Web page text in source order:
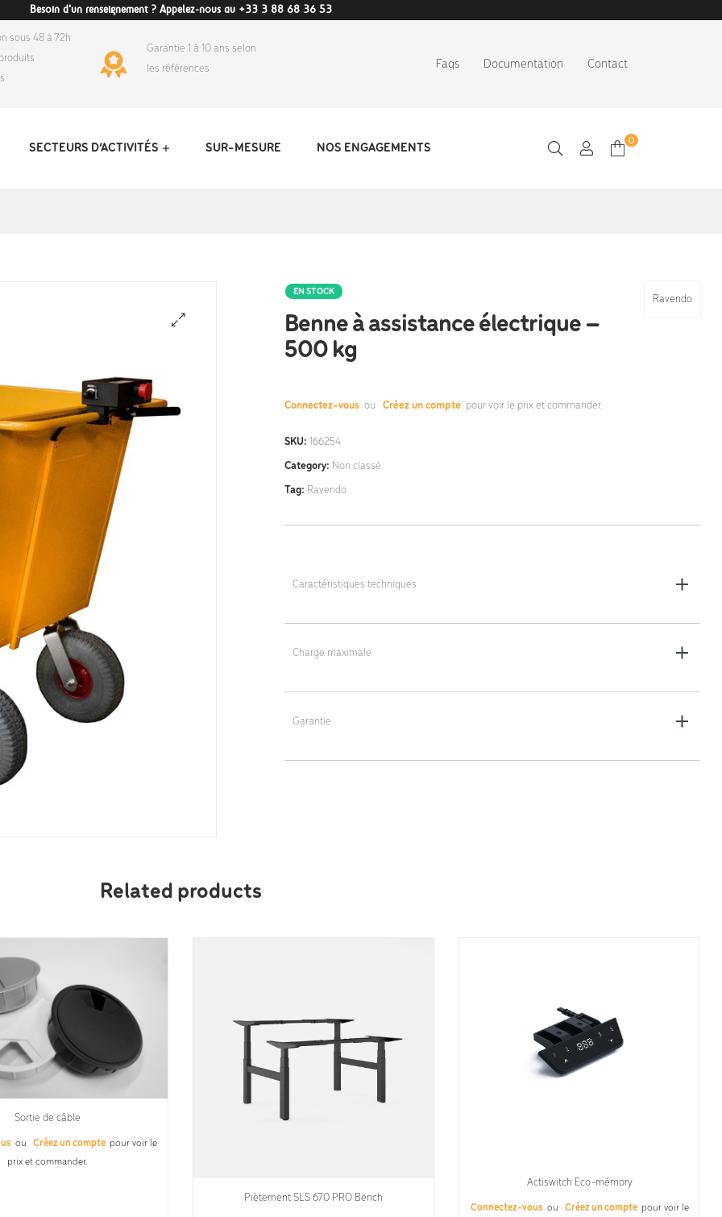
Besoin d'un renseignement ? Appelez-nous au +33 3 88 68 36 53
sous 48 à 72h
Garantie 1 à 10 ans selon
les références
Faqs Documentation Contact
SECTEURS D’ACTIVITÉS SUR-MESURE NOS ENGAGEMENTS
0
Ravendo
EN STOCK
Benne à assistance électrique –
500 kg
Connectez-vous ou Créez un compte pour voir le prix et commander.
SKU: 166254
Category: Non classé
Tag: Ravendo
Caractéristiques techniques
Dimensions : 125 x 65 x 59 cm
Charge maximale
500 kg
Garantie
2 ans
Related products
Sortie de câble
ou Créez un compte pour voir le
prix et commander.
Piètement SLS 670 PRO Bench
Actiswitch Eco-mémory
Connectez-vous ou Créez un compte pour voir le